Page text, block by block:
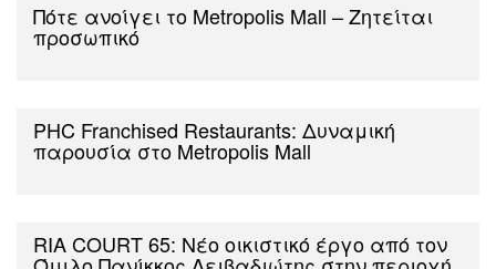
Πότε ανοίγει το Metropolis Mall – Ζητείται
προσωπικό
PHC Franchised Restaurants: Δυναμική
παρουσία στο Metropolis Mall
RIA COURT 65: Νέο οικιστικό έργο από τον